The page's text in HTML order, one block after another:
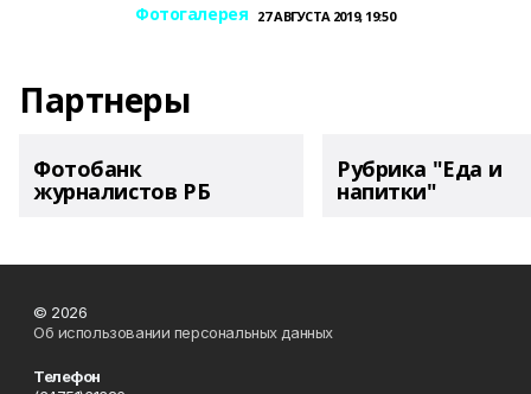
Фотогалерея 27 АВГУСТА 2019, 19:50
Партнеры
Фотобанк
журналистов РБ
Рубрика "Еда и
напитки"
© 2026
Об использовании персональных данных
Телефон